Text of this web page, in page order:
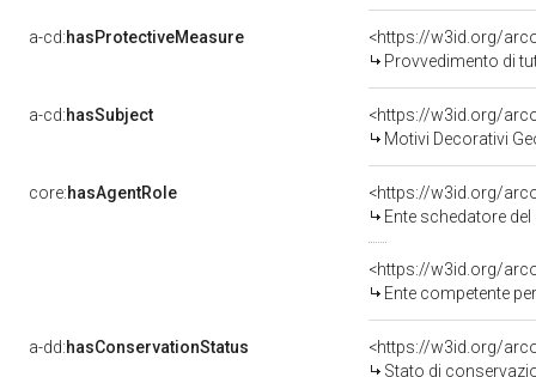
a-cd:hasProtectiveMeasure
<https://w3id.org/
Provvedimento di
a-cd:hasSubject
<https://w3id.org/
Motivi Decorativi
core:hasAgentRole
<https://w3id.org/
Ente schedatore del bene
<https://w3id.org/
Ente competente per tutela del
a-dd:hasConservationStatus
<https://w3id.org/
Stato di